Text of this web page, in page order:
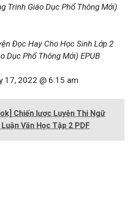
Trình Giáo Dục Phổ Thông Mới)
Đọc Hay Cho Học Sinh Lớp 2
Dục Phổ Thông Mới) EPUB
17, 2022 @ 6:15 am
Chiến lược Luyện Thi Ngữ
Văn Học Tập 2 PDF